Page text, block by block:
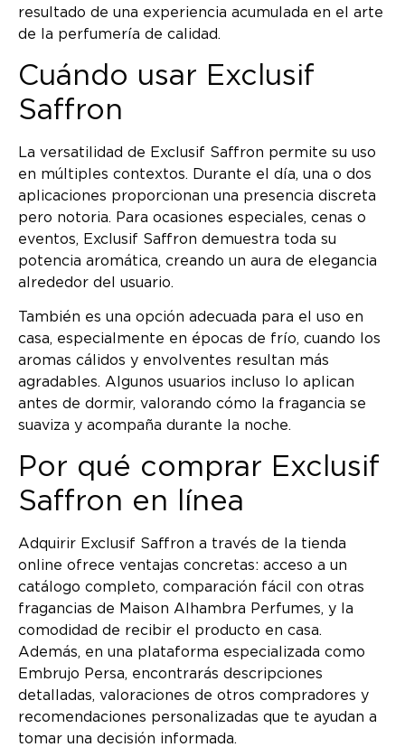
resultado de una experiencia acumulada en el arte
de la perfumería de calidad.
Cuándo usar Exclusif
Saffron
La versatilidad de Exclusif Saffron permite su uso
en múltiples contextos. Durante el día, una o dos
aplicaciones proporcionan una presencia discreta
pero notoria. Para ocasiones especiales, cenas o
eventos, Exclusif Saffron demuestra toda su
potencia aromática, creando un aura de elegancia
alrededor del usuario.
También es una opción adecuada para el uso en
casa, especialmente en épocas de frío, cuando los
aromas cálidos y envolventes resultan más
agradables. Algunos usuarios incluso lo aplican
antes de dormir, valorando cómo la fragancia se
suaviza y acompaña durante la noche.
Por qué comprar Exclusif
Saffron en línea
Adquirir Exclusif Saffron a través de la tienda
online ofrece ventajas concretas: acceso a un
catálogo completo, comparación fácil con otras
fragancias de Maison Alhambra Perfumes, y la
comodidad de recibir el producto en casa.
Además, en una plataforma especializada como
Embrujo Persa, encontrarás descripciones
detalladas, valoraciones de otros compradores y
recomendaciones personalizadas que te ayudan a
tomar una decisión informada.